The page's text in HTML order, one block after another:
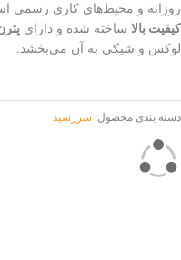
روزانه و محیط‌های کاری رسمی
کیفیت بالا ساخته شده و دارای
لوکس و شیکی به آن می‌بخشد.
دسته بندی محصول: سررسید